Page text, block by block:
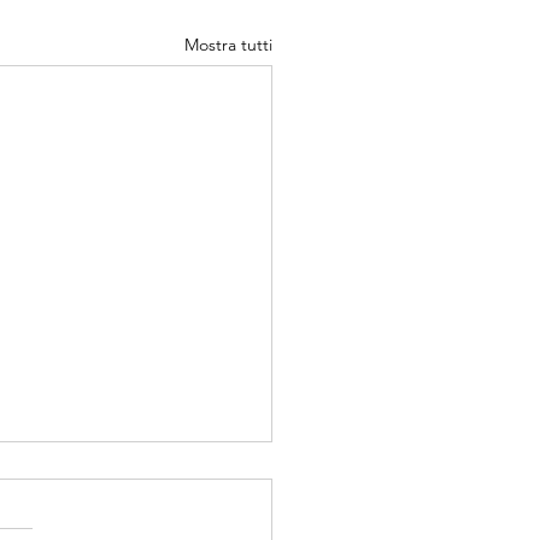
Mostra tutti
di Visualizzazione:
Trasforma i Tuoi